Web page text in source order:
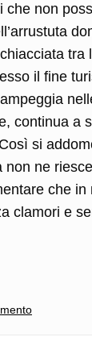
non
il fine
continua a
si
ne
che
clamori e